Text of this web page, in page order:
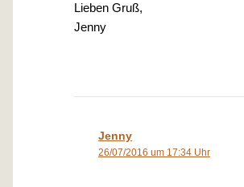
Lieben Gruß,
Jenny
Jenny
26/07/2016 um 17:34 Uhr